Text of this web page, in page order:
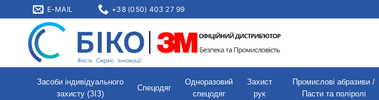
E-MAIL +38 (050) 403 27 99
Засоби індивідуального
захисту (ЗІЗ)
Спецодяг
Одноразовий
спецодяг
Захист
рук
Промислові абразиви /
Пасти та поліролі